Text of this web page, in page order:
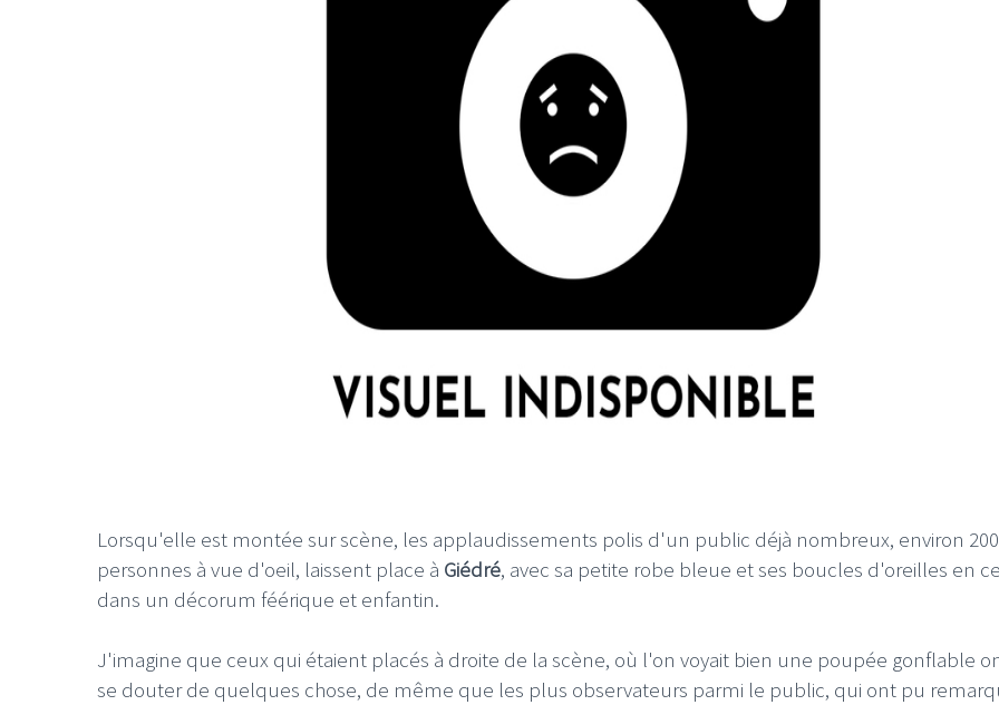
Lorsqu'elle est montée sur scène, les applaudissements polis d'un public déjà nombreux, environ
personnes à vue d'oeil, laissent place à Giédré, avec sa petite robe bleue et ses boucles d'oreilles en
dans un décorum féérique et enfantin.
J'imagine que ceux qui étaient placés à droite de la scène, où l'on voyait bien une poupée gonflable
se douter de quelques chose, de même que les plus observateurs parmi le public, qui ont pu